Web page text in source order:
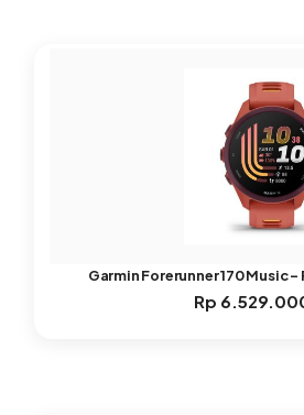
Garmin Forerunner 170 Music
Rp